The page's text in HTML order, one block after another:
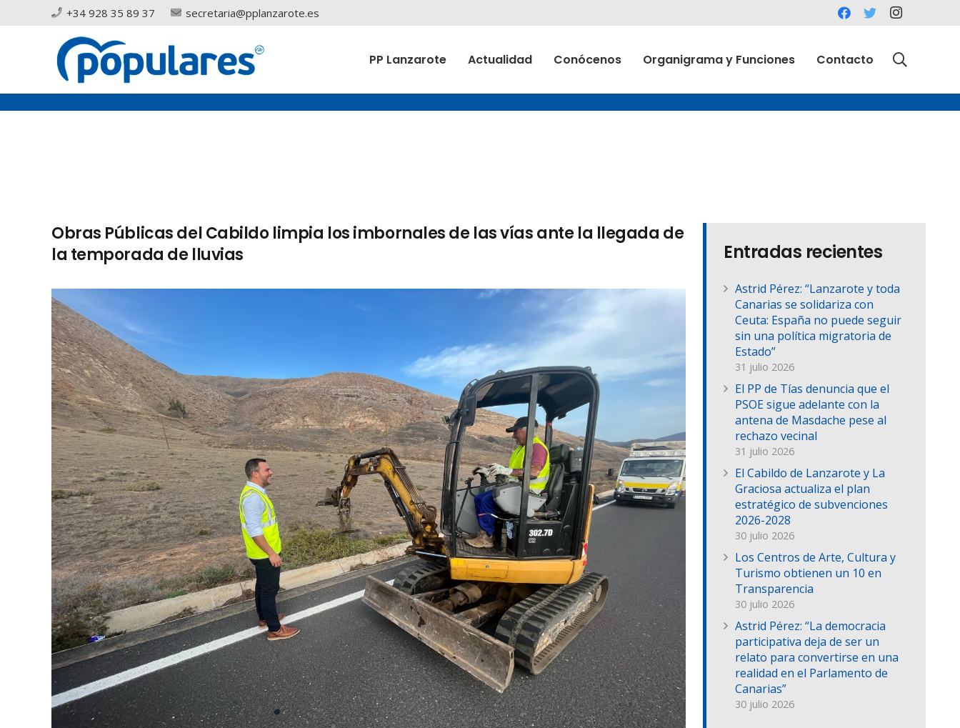
+34 928 35 89 37 secretaria@pplanzarote.es
PP Lanzarote Actualidad Conócenos Organigrama y Funciones Contacto
Obras Públicas del Cabildo limpia los imbornales de las vías ante la llegada de
la temporada de lluvias
Entradas recientes
Astrid Pérez: “Lanzarote y toda
Canarias se solidariza con
Ceuta: España no puede seguir
sin una política migratoria de
Estado”
31 julio 2026
El PP de Tías denuncia que el
PSOE sigue adelante con la
antena de Masdache pese al
rechazo vecinal
31 julio 2026
El Cabildo de Lanzarote y La
Graciosa actualiza el plan
estratégico de subvenciones
2026-2028
30 julio 2026
Los Centros de Arte, Cultura y
Turismo obtienen un 10 en
Transparencia
30 julio 2026
Astrid Pérez: “La democracia
participativa deja de ser un
relato para convertirse en una
realidad en el Parlamento de
Canarias”
30 julio 2026